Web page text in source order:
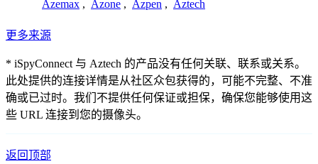
Azemax , Azone , Azpen , Aztech
更多来源
* iSpyConnect 与 Aztech 的产品没有任何关联、联系或关系。
此处提供的连接详情是从社区众包获得的，可能不完整、不准
确或已过时。我们不提供任何保证或担保，确保您能够使用这
些 URL 连接到您的摄像头。
返回顶部